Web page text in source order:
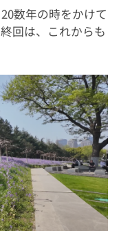
数年の時をかけて
回は、これからも